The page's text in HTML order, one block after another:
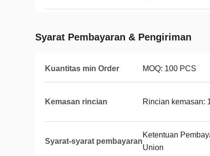
Syarat Pembayaran & Pengiriman
Kuantitas min Order MOQ: 100 PCS
Kemasan rincian Rincian kemasan:
Syarat-syarat pembayaran
Ketentuan
Union